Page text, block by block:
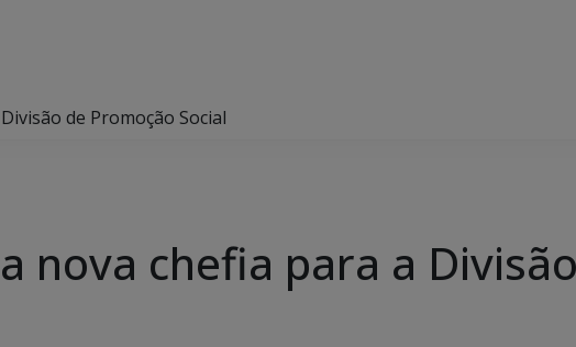
de Promoção Social
nova chefia para a